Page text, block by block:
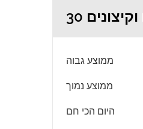
וקיצונים
ממוצע גבוה
ממוצע נמוך
היום הכי חם